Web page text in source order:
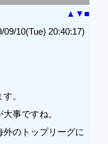
▲ ▼■
10(Tue) 20:40:17)
。
事ですね。
のトップリーグに